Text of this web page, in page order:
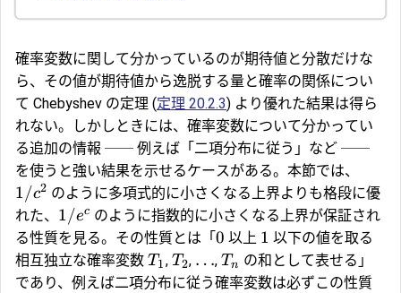
確率変数に関して分かっているのが期待値と分散だけな
ら、その値が期待値から逸脱する量と確率の関係につい
て Chebyshev の定理 (定理 20.2.3) より優れた結果は得ら
れない。しかしときには、確率変数について分かってい
る追加の情報 ── 例えば「二項分布に従う」など ──
を使うと強い結果を示せるケースがある。本節では、
1/c2 のように多項式的に小さくなる上界よりも格段に優
れた、 1/ec のように指数的に小さくなる上界が保証され
る性質を見る。その性質とは「 0 以上 1 以下の値を取る
相互独立な確率変数 T1, T2, …,Tn の和として表せる」
であり、例えば二項分布に従う確率変数は必ずこの性質